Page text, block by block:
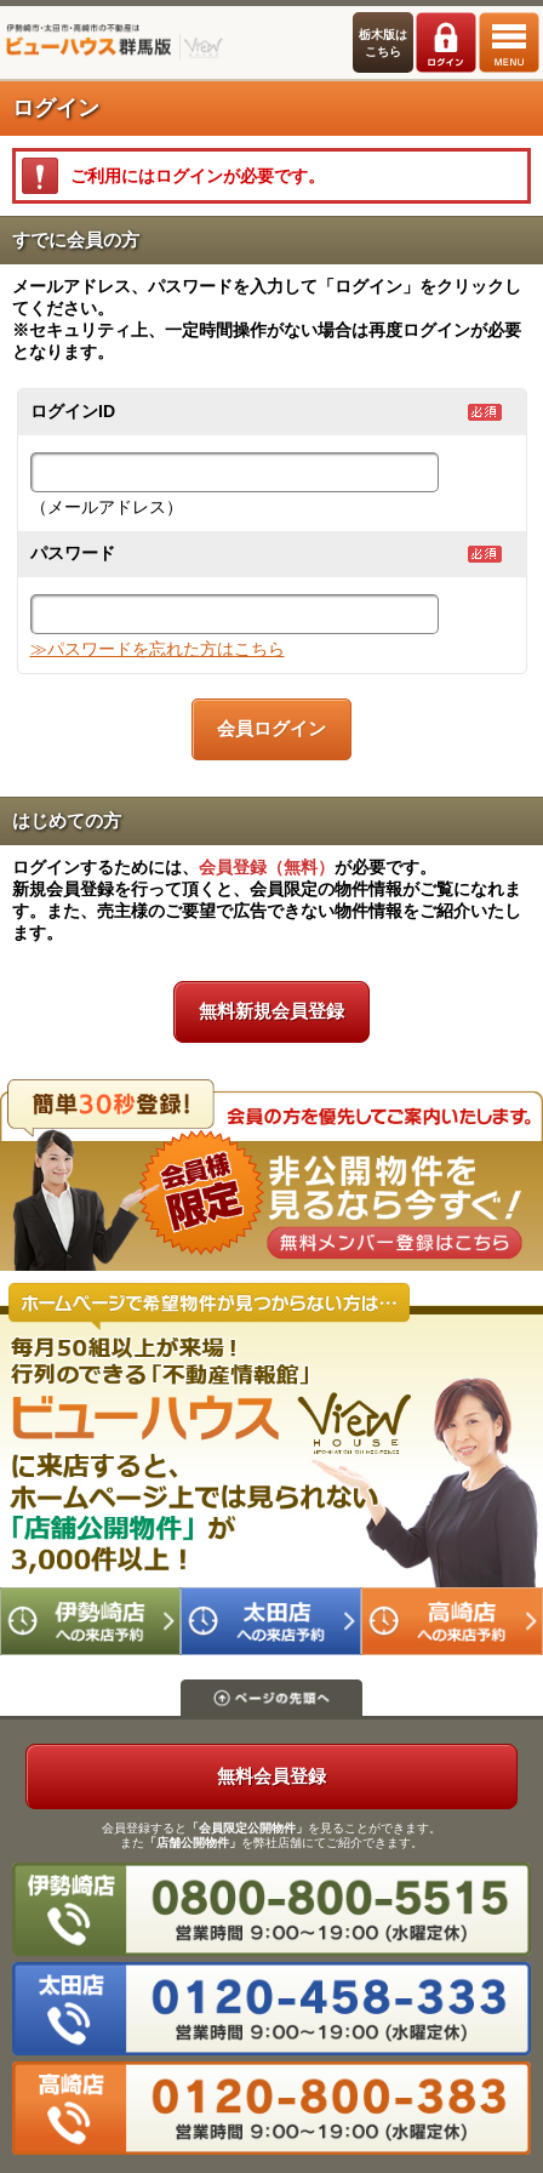
栃木版は
こちら
ログイン
ご利用にはログインが必要です。
すでに会員の方
メールアドレス、パスワードを入力して「ログイン」をクリックし
てください。
※セキュリティ上、一定時間操作がない場合は再度ログインが必要
となります。
ログインID
（メールアドレス）
パスワード
≫パスワードを忘れた方はこちら
はじめての方
ログインするためには、 会員登録（無料） が必要です。
新規会員登録を行って頂くと、会員限定の物件情報がご覧になれま
す。また、売主様のご要望で広告できない物件情報をご紹介いたし
ます。
無料新規会員登録
無料会員登録
会員登録すると 「会員限定公開物件」 を見ることができます。
また 「店舗公開物件」 を弊社店舗にてご紹介できます。